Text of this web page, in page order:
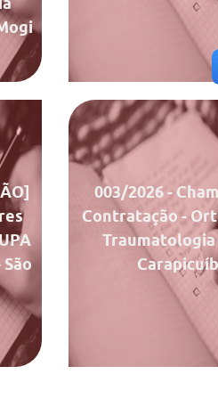
003/2026-
Contratação -
Traumatologia
Ata de